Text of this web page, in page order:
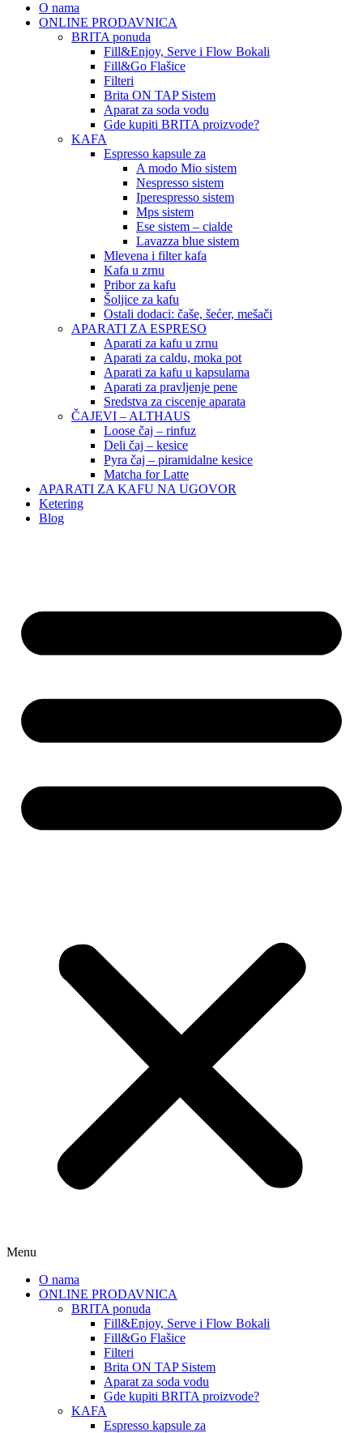
O nama
ONLINE PRODAVNICA
BRITA ponuda
Fill&Enjoy, Serve i Flow Bokali
Fill&Go Flašice
Filteri
Brita ON TAP Sistem
Aparat za soda vodu
Gde kupiti BRITA proizvode?
KAFA
Espresso kapsule za
A modo Mio sistem
Nespresso sistem
Iperespresso sistem
Mps sistem
Ese sistem – cialde
Lavazza blue sistem
Mlevena i filter kafa
Kafa u zrnu
Pribor za kafu
Šoljice za kafu
Ostali dodaci: čaše, šećer, mešači
APARATI ZA ESPRESO
Aparati za kafu u zrnu
Aparati za caldu, moka pot
Aparati za kafu u kapsulama
Aparati za pravljenje pene
Sredstva za ciscenje aparata
ČAJEVI – ALTHAUS
Loose čaj – rinfuz
Deli čaj – kesice
Pyra čaj – piramidalne kesice
Matcha for Latte
APARATI ZA KAFU NA UGOVOR
Ketering
Blog
Menu
O nama
ONLINE PRODAVNICA
BRITA ponuda
Fill&Enjoy, Serve i Flow Bokali
Fill&Go Flašice
Filteri
Brita ON TAP Sistem
Aparat za soda vodu
Gde kupiti BRITA proizvode?
KAFA
Espresso kapsule za